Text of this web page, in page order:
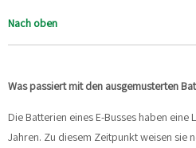
Nach oben
Was passiert mit den ausgemusterten
Die Batterien eines E-Busses haben
Jahren. Zu diesem Zeitpunkt weisen sie